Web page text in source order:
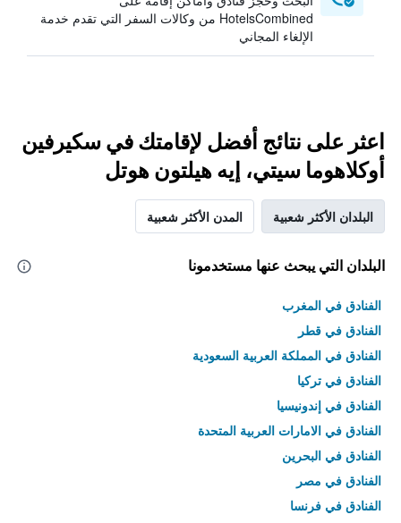
HotelsCombined من وكالات السفر التي تقدم خدمة
الإلغاء المجاني
اعثر على نتائج أفضل لإقامتك في سكيرفين
أوكلاهوما سيتي، إيه هيلتون هوتل
البلدان الأكثر شعبية المدن الأكثر شعبية
البلدان التي يبحث عنها مستخدمونا
الفنادق في المغرب
الفنادق في قطر
الفنادق في المملكة العربية السعودية
الفنادق في تركيا
الفنادق في إندونيسيا
الفنادق في الامارات العربية المتحدة
الفنادق في البحرين
الفنادق في مصر
الفنادق في فرنسا